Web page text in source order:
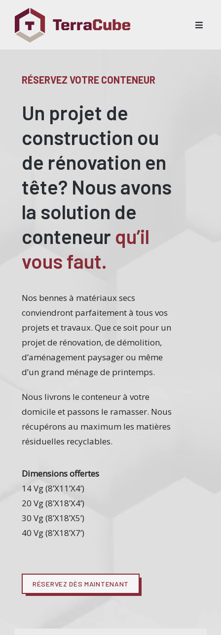
RÉSERVEZ VOTRE CONTENEUR
Un projet de
construction ou
de rénovation en
tête? Nous avons
la solution de
conteneur qu’il
vous faut.
Nos bennes à matériaux secs
conviendront parfaitement à tous vos
projets et travaux. Que ce soit pour un
projet de rénovation, de démolition,
d’aménagement paysager ou même
d’un grand ménage de printemps.
Nous livrons le conteneur à votre
domicile et passons le ramasser. Nous
récupérons au maximum les matières
résiduelles recyclables.
Dimensions offertes
14 Vg (8’X11’X4’)
20 Vg (8’X18’X4’)
30 Vg (8’X18’X5’)
40 Vg (8’X18’X7’)
RÉSERVEZ DÈS MAINTENANT